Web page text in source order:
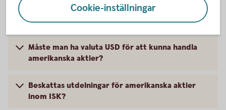
Varför är det fördröjda kurser för amerikanska
aktier?
Måste man ha valuta USD för att kunna handla
amerikanska aktier?
Beskattas utdelningar för amerikanska aktier
inom ISK?
Cookie-inställningar